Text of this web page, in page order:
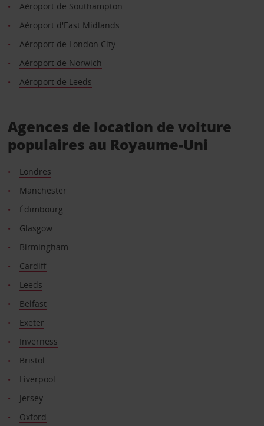
Aéroport de Southampton
Aéroport d'East Midlands
Aéroport de London City
Aéroport de Norwich
Aéroport de Leeds
Agences de location de voiture
populaires au Royaume-Uni
Londres
Manchester
Édimbourg
Glasgow
Birmingham
Cardiff
Leeds
Belfast
Exeter
Inverness
Bristol
Liverpool
Jersey
Oxford